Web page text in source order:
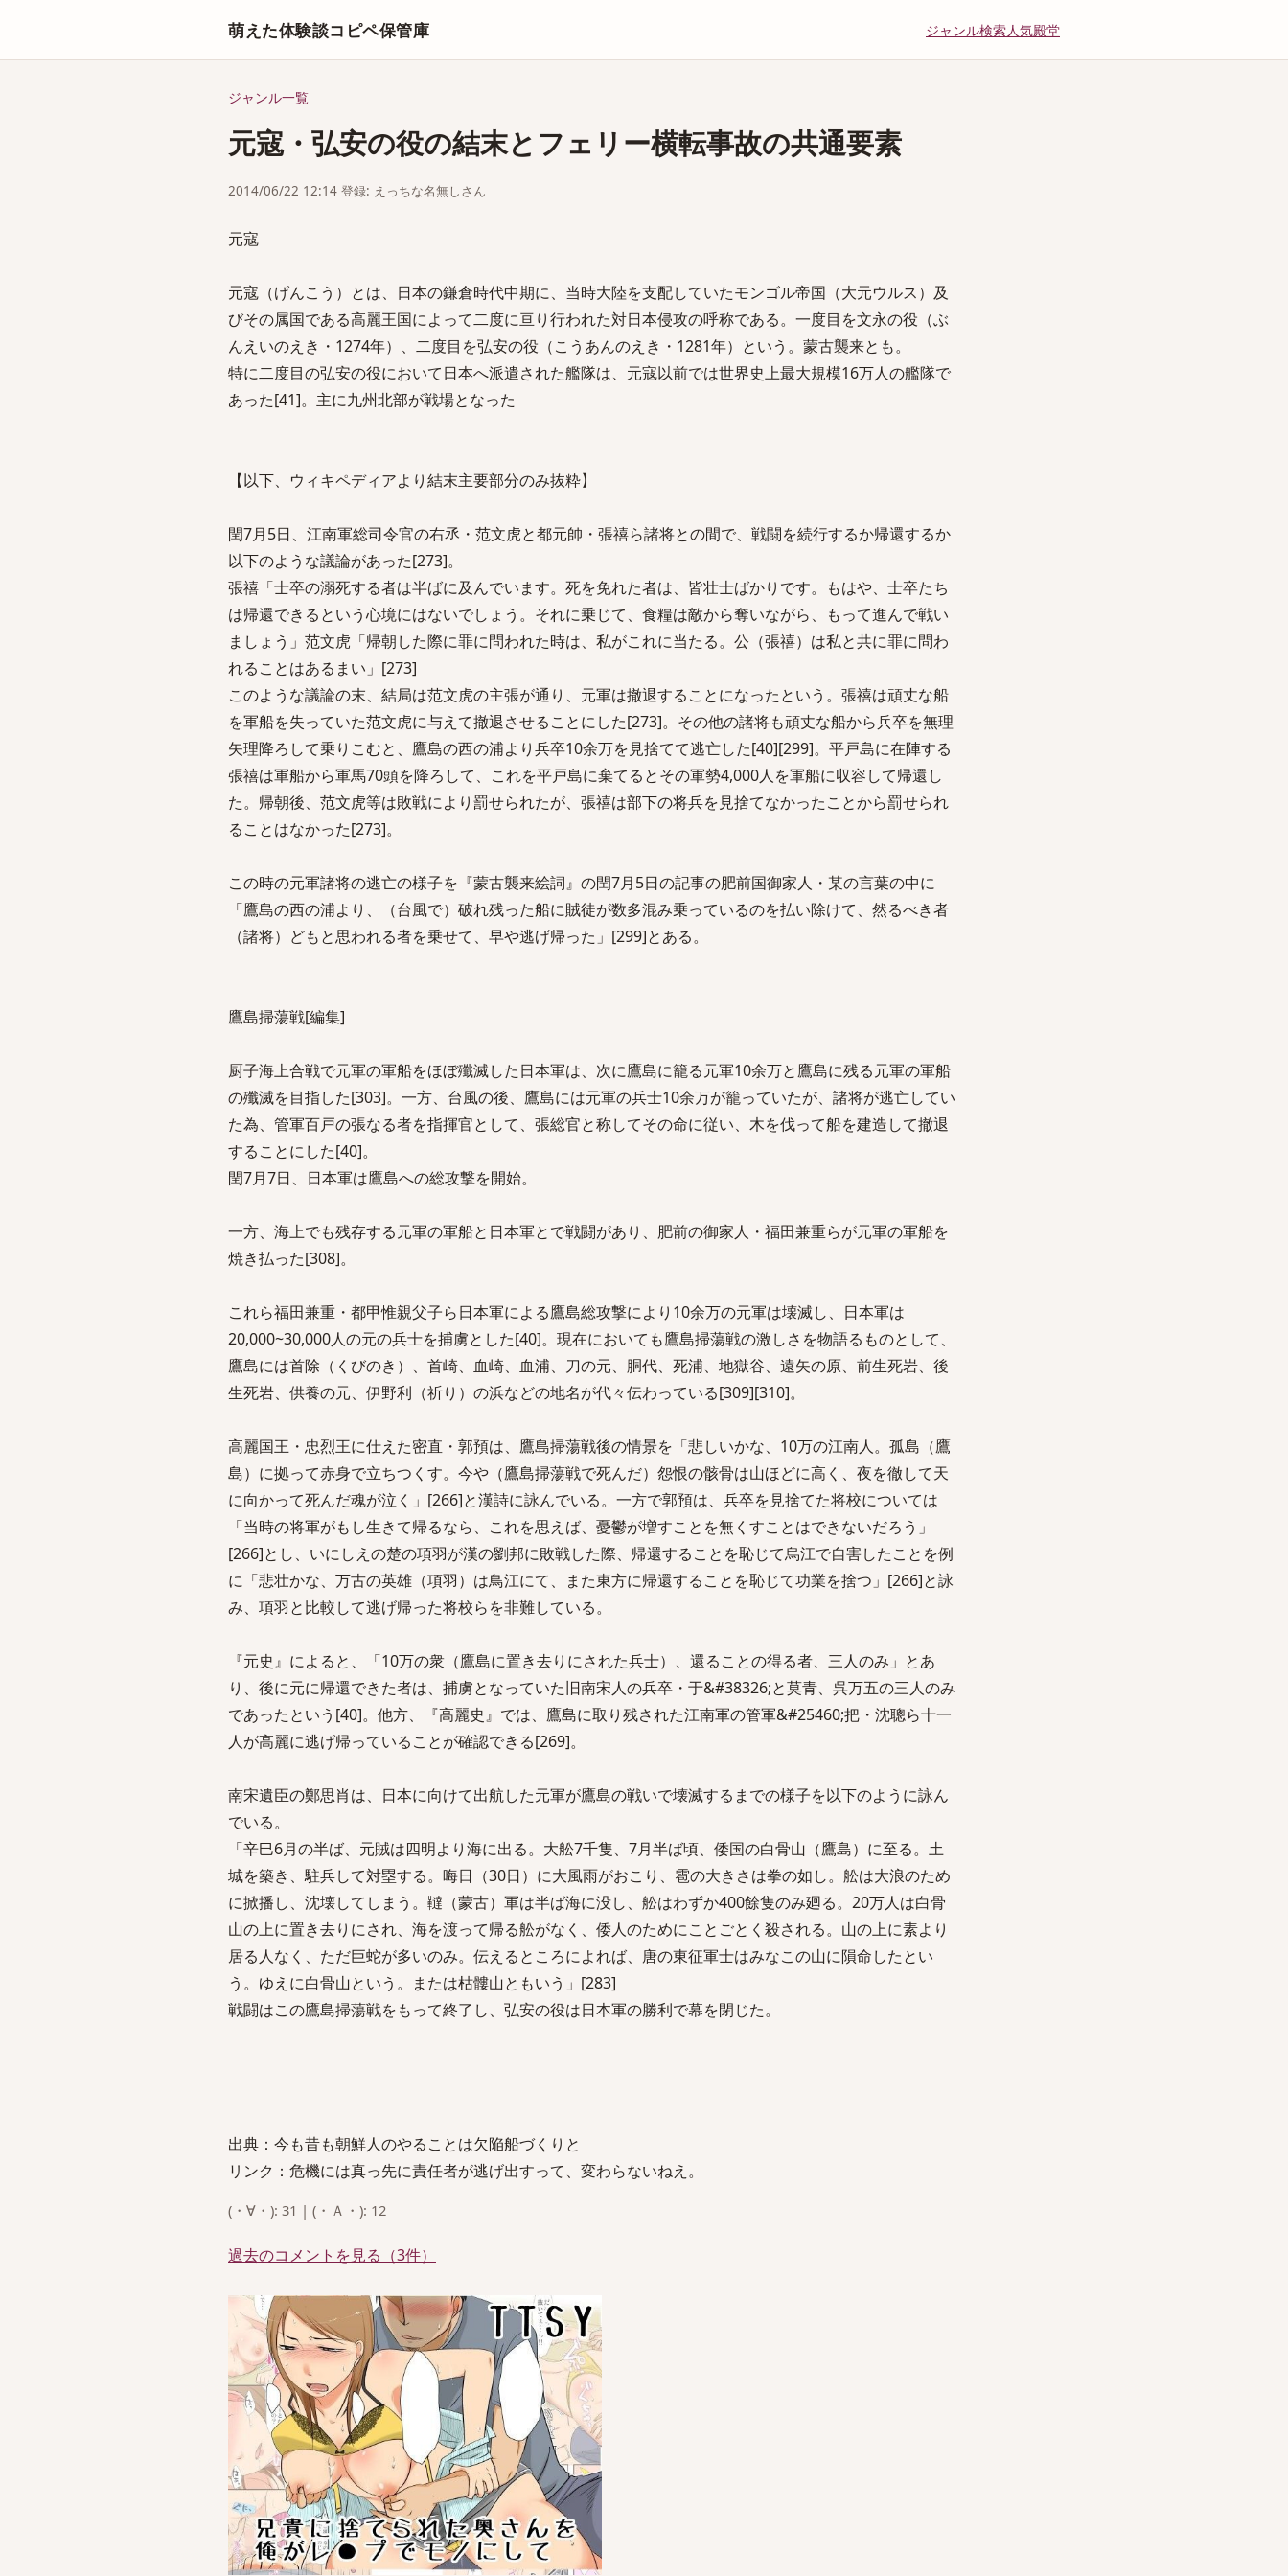
萌えた体験談コピペ保管庫 ジャンル検索人気殿堂
ジャンル一覧
元寇・弘安の役の結末とフェリー横転事故の共通要素
2014/06/22 12:14 登録: えっちな名無しさん
元寇
元寇（げんこう）とは、日本の鎌倉時代中期に、当時大陸を支配していたモンゴル帝国（大元ウルス）及
びその属国である高麗王国によって二度に亘り行われた対日本侵攻の呼称である。一度目を文永の役（ぶ
んえいのえき・1274年）、二度目を弘安の役（こうあんのえき・1281年）という。蒙古襲来とも。
特に二度目の弘安の役において日本へ派遣された艦隊は、元寇以前では世界史上最大規模16万人の艦隊で
あった[41]。主に九州北部が戦場となった
【以下、ウィキペディアより結末主要部分のみ抜粋】
閏7月5日、江南軍総司令官の右丞・范文虎と都元帥・張禧ら諸将との間で、戦闘を続行するか帰還するか
以下のような議論があった[273]。
張禧「士卒の溺死する者は半ばに及んでいます。死を免れた者は、皆壮士ばかりです。もはや、士卒たち
は帰還できるという心境にはないでしょう。それに乗じて、食糧は敵から奪いながら、もって進んで戦い
ましょう」范文虎「帰朝した際に罪に問われた時は、私がこれに当たる。公（張禧）は私と共に罪に問わ
れることはあるまい」[273]
このような議論の末、結局は范文虎の主張が通り、元軍は撤退することになったという。張禧は頑丈な船
を軍船を失っていた范文虎に与えて撤退させることにした[273]。その他の諸将も頑丈な船から兵卒を無理
矢理降ろして乗りこむと、鷹島の西の浦より兵卒10余万を見捨てて逃亡した[40][299]。平戸島に在陣する
張禧は軍船から軍馬70頭を降ろして、これを平戸島に棄てるとその軍勢4,000人を軍船に収容して帰還し
た。帰朝後、范文虎等は敗戦により罰せられたが、張禧は部下の将兵を見捨てなかったことから罰せられ
ることはなかった[273]。
この時の元軍諸将の逃亡の様子を『蒙古襲来絵詞』の閏7月5日の記事の肥前国御家人・某の言葉の中に
「鷹島の西の浦より、（台風で）破れ残った船に賊徒が数多混み乗っているのを払い除けて、然るべき者
（諸将）どもと思われる者を乗せて、早や逃げ帰った」[299]とある。
鷹島掃蕩戦[編集]
厨子海上合戦で元軍の軍船をほぼ殲滅した日本軍は、次に鷹島に籠る元軍10余万と鷹島に残る元軍の軍船
の殲滅を目指した[303]。一方、台風の後、鷹島には元軍の兵士10余万が籠っていたが、諸将が逃亡してい
た為、管軍百戸の張なる者を指揮官として、張総官と称してその命に従い、木を伐って船を建造して撤退
することにした[40]。
閏7月7日、日本軍は鷹島への総攻撃を開始。
一方、海上でも残存する元軍の軍船と日本軍とで戦闘があり、肥前の御家人・福田兼重らが元軍の軍船を
焼き払った[308]。
これら福田兼重・都甲惟親父子ら日本軍による鷹島総攻撃により10余万の元軍は壊滅し、日本軍は
20,000~30,000人の元の兵士を捕虜とした[40]。現在においても鷹島掃蕩戦の激しさを物語るものとして、
鷹島には首除（くびのき）、首崎、血崎、血浦、刀の元、胴代、死浦、地獄谷、遠矢の原、前生死岩、後
生死岩、供養の元、伊野利（祈り）の浜などの地名が代々伝わっている[309][310]。
高麗国王・忠烈王に仕えた密直・郭預は、鷹島掃蕩戦後の情景を「悲しいかな、10万の江南人。孤島（鷹
島）に拠って赤身で立ちつくす。今や（鷹島掃蕩戦で死んだ）怨恨の骸骨は山ほどに高く、夜を徹して天
に向かって死んだ魂が泣く」[266]と漢詩に詠んでいる。一方で郭預は、兵卒を見捨てた将校については
「当時の将軍がもし生きて帰るなら、これを思えば、憂鬱が増すことを無くすことはできないだろう」
[266]とし、いにしえの楚の項羽が漢の劉邦に敗戦した際、帰還することを恥じて烏江で自害したことを例
に「悲壮かな、万古の英雄（項羽）は鳥江にて、また東方に帰還することを恥じて功業を捨つ」[266]と詠
み、項羽と比較して逃げ帰った将校らを非難している。
『元史』によると、「10万の衆（鷹島に置き去りにされた兵士）、還ることの得る者、三人のみ」とあ
り、後に元に帰還できた者は、捕虜となっていた旧南宋人の兵卒・于&#38326;と莫青、呉万五の三人のみ
であったという[40]。他方、『高麗史』では、鷹島に取り残された江南軍の管軍&#25460;把・沈聰ら十一
人が高麗に逃げ帰っていることが確認できる[269]。
南宋遺臣の鄭思肖は、日本に向けて出航した元軍が鷹島の戦いで壊滅するまでの様子を以下のように詠ん
でいる。
「辛巳6月の半ば、元賊は四明より海に出る。大舩7千隻、7月半ば頃、倭国の白骨山（鷹島）に至る。土
城を築き、駐兵して対塁する。晦日（30日）に大風雨がおこり、雹の大きさは拳の如し。舩は大浪のため
に掀播し、沈壊してしまう。韃（蒙古）軍は半ば海に没し、舩はわずか400餘隻のみ廻る。20万人は白骨
山の上に置き去りにされ、海を渡って帰る舩がなく、倭人のためにことごとく殺される。山の上に素より
居る人なく、ただ巨蛇が多いのみ。伝えるところによれば、唐の東征軍士はみなこの山に隕命したとい
う。ゆえに白骨山という。または枯髏山ともいう」[283]
戦闘はこの鷹島掃蕩戦をもって終了し、弘安の役は日本軍の勝利で幕を閉じた。
出典：今も昔も朝鮮人のやることは欠陥船づくりと
リンク：危機には真っ先に責任者が逃げ出すって、変わらないねえ。
(・∀・): 31 | (・Ａ・): 12
過去のコメントを見る（3件）